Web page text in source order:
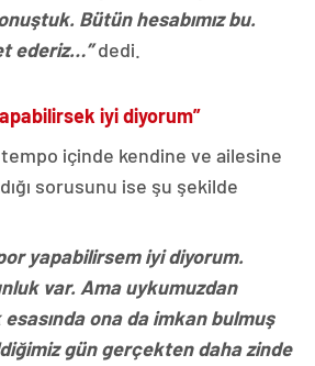
Bütün hesabımız bu.
ederiz…”dedi.
iyi diyorum”
içinde kendine ve ailesine
sorusunu ise şu şekilde
yapabilirsem iyi diyorum.
var. Ama uykumuzdan
ona da imkan bulmuş
gün gerçekten daha zinde